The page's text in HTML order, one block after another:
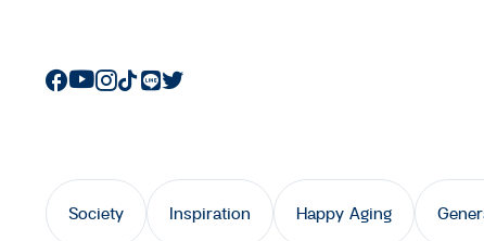
Society Inspiration Happy Aging